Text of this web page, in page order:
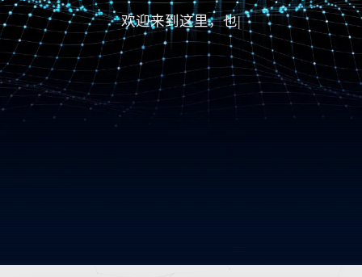
欢迎来到这里，也欢迎|